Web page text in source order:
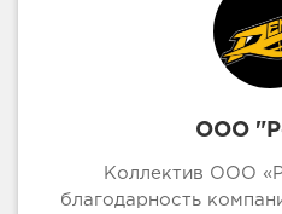
ООО
Коллектив ООО
благодарность